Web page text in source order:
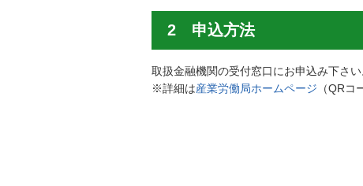
2 申込方法
取扱金融機関の受付窓口にお申込み下さい
※詳細は産業労働局ホームページ （QRコ